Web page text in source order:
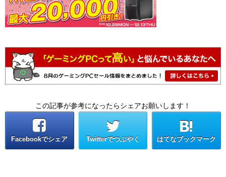
この記事が参考になったらシェアお願いします！
Facebookでシェア Twitterでつぶやく はてなブックマーク